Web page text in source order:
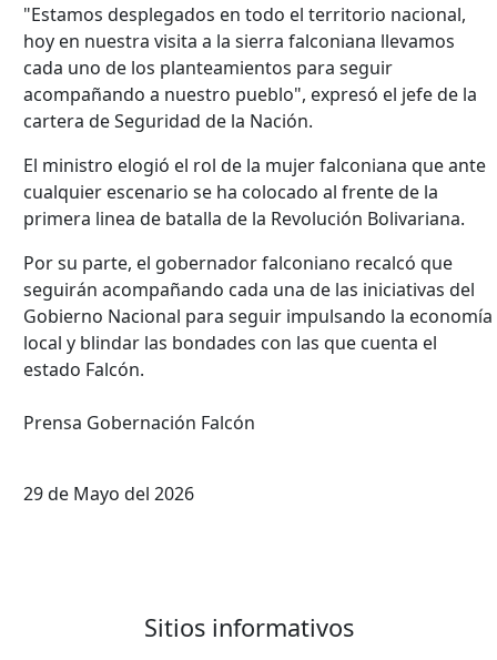
"Estamos desplegados en todo el territorio nacional,
hoy en nuestra visita a la sierra falconiana llevamos
cada uno de los planteamientos para seguir
acompañando a nuestro pueblo", expresó el jefe de la
cartera de Seguridad de la Nación.
El ministro elogió el rol de la mujer falconiana que ante
cualquier escenario se ha colocado al frente de la
primera linea de batalla de la Revolución Bolivariana.
Por su parte, el gobernador falconiano recalcó que
seguirán acompañando cada una de las iniciativas del
Gobierno Nacional para seguir impulsando la economía
local y blindar las bondades con las que cuenta el
estado Falcón.
Prensa Gobernación Falcón
29 de Mayo del 2026
Sitios informativos